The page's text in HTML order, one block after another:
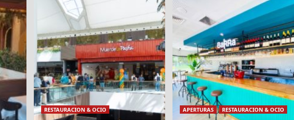
RESTAURACION & OCIO APERTURAS RESTAURACION & OCIO